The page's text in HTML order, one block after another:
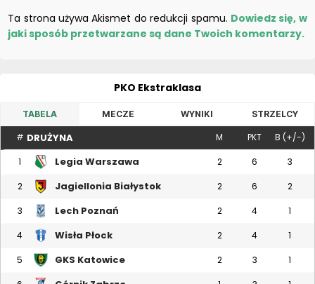
Ta strona używa Akismet do redukcji spamu. Dowiedz się, w
jaki sposób przetwarzane są dane Twoich komentarzy.
PKO Ekstraklasa
TABELA MECZE WYNIKI STRZELCY
# DRUŻYNA M PKT B (+/-)
1 Legia Warszawa 2 6 3
2 Jagiellonia Białystok 2 6 2
3 Lech Poznań 2 4 1
4 Wisła Płock 2 4 1
5 GKS Katowice 2 3 1